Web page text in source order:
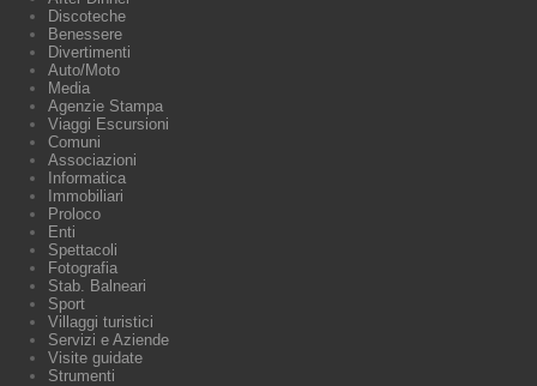
Discoteche
Benessere
Divertimenti
Auto/Moto
Media
Agenzie Stampa
Viaggi Escursioni
Comuni
Associazioni
Informatica
Immobiliari
Proloco
Enti
Spettacoli
Fotografia
Stab. Balneari
Sport
Villaggi turistici
Servizi e Aziende
Visite guidate
Strumenti